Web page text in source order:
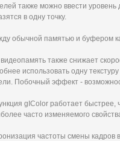
также можно ввести
в одну точку.
обычной памятью и буфером
также снижает
использовать одну
Побочный эффект -
gIColor работает
часто изменяемого
частоты смены кадров